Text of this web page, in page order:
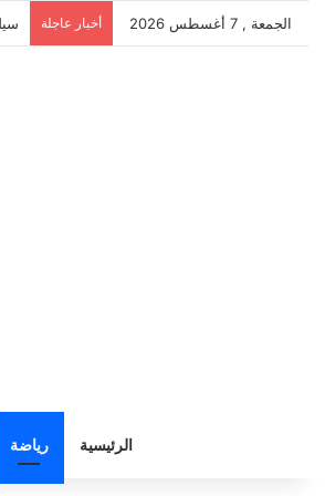
الجمعة , 7 أغسطس 2026 أخبار عاجلة
الرئيسية رياضة